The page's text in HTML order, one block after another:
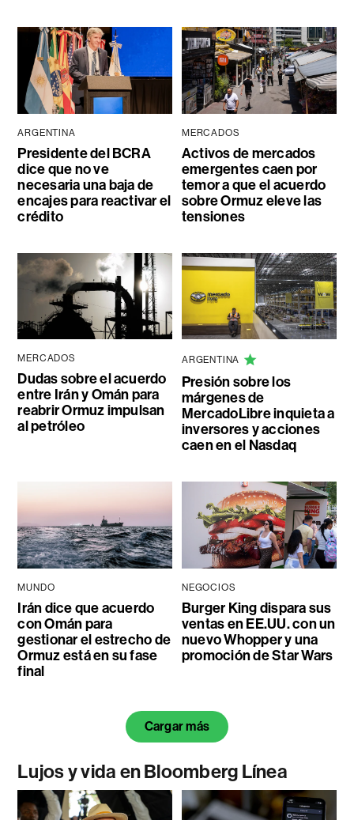
ARGENTINA
Presidente del BCRA
dice que no ve
necesaria una baja de
encajes para reactivar el
crédito
MERCADOS
Activos de mercados
emergentes caen por
temor a que el acuerdo
sobre Ormuz eleve las
tensiones
MERCADOS
Dudas sobre el acuerdo
entre Irán y Omán para
reabrir Ormuz impulsan
al petróleo
ARGENTINA
Presión sobre los
márgenes de
MercadoLibre inquieta a
inversores y acciones
caen en el Nasdaq
MUNDO
Irán dice que acuerdo
con Omán para
gestionar el estrecho de
Ormuz está en su fase
final
NEGOCIOS
Burger King dispara sus
ventas en EE.UU. con un
nuevo Whopper y una
promoción de Star Wars
Cargar más
Lujos y vida en Bloomberg Línea